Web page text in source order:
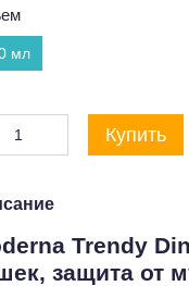
мл
Купить
Trendy
защита от